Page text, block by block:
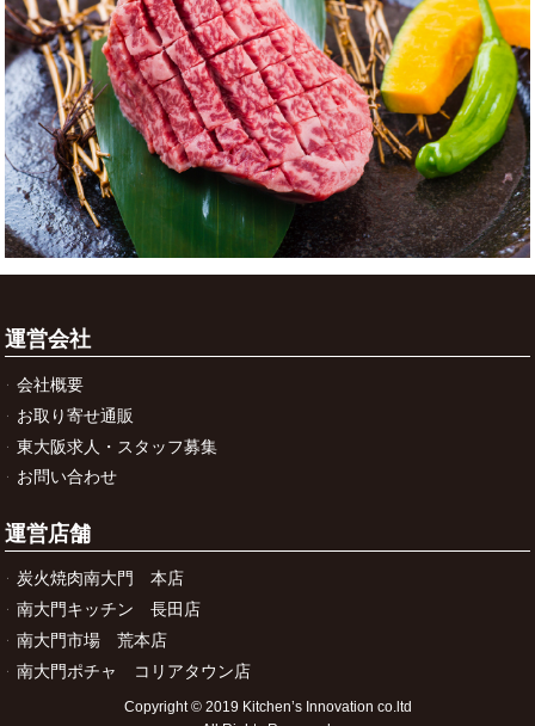
運営会社
会社概要
お取り寄せ通販
東大阪求人・スタッフ募集
お問い合わせ
運営店舗
炭火焼肉南大門 本店
南大門キッチン 長田店
南大門市場 荒本店
南大門ポチャ コリアタウン店
Copyright © 2019 Kitchen’s Innovation co.ltd